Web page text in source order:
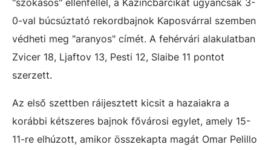
0-val búcsúztató rekordbajnok Kaposvárral szemben
védheti meg "aranyos" címét. A fehérvári alakulatban
Zvicer 18, Ljaftov 13, Pesti 12, Slaibe 11 pontot
szerzett.
Az első szettben ráijesztett kicsit a hazaiakra a
korábbi kétszeres bajnok fővárosi egylet, amely 15-
11-re elhúzott, amikor összekapta magát Omar Pelillo